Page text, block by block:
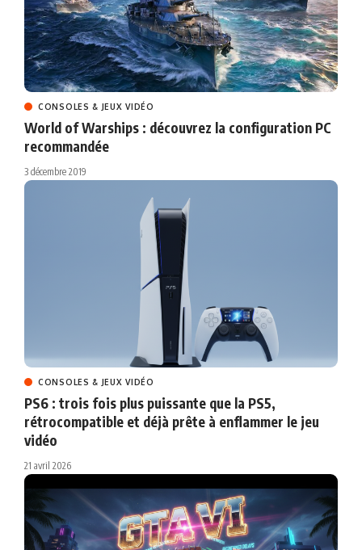
CONSOLES & JEUX VIDÉO
World of Warships : découvrez la configuration PC
recommandée
3 décembre 2019
CONSOLES & JEUX VIDÉO
PS6 : trois fois plus puissante que la PS5,
rétrocompatible et déjà prête à enflammer le jeu
vidéo
21 avril 2026